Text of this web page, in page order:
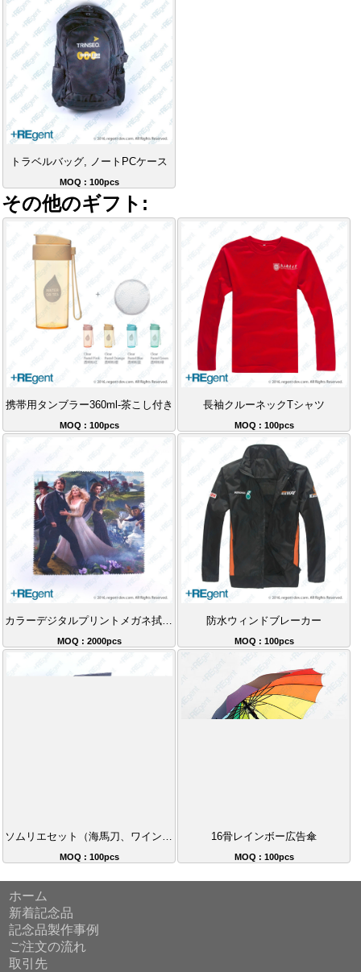
トラベルバッグ, ノートPCケース
MOQ : 100pcs
その他のギフト:
携帯用タンブラー360ml-茶こし付き
MOQ : 100pcs
長袖クルーネックTシャツ
MOQ : 100pcs
カラーデジタルプリントメガネ拭きギフト
MOQ : 2000pcs
防水ウィンドブレーカー
MOQ : 100pcs
ソムリエセット（海馬刀、ワインストッパー、カッター付き）
MOQ : 100pcs
16骨レインボー広告傘
MOQ : 100pcs
ホーム
新着記念品
記念品製作事例
ご注文の流れ
取引先